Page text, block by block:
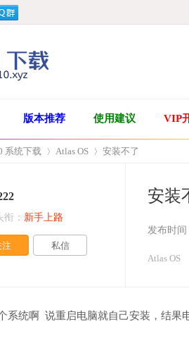
版本推荐 使用建议 VIP
系统下载
›
Atlas OS 安装不了
安装
发布时间
Atlas OS
衔： 新手上路
注 私信
系统啊 说重启电脑就自己安装，结果